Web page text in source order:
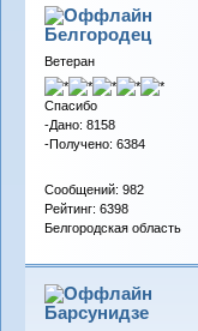
Белгородец
Ветеран
Спасибо
-Дано: 8158
-Получено: 6384
Сообщений: 982
Рейтинг: 6398
Белгородская область
Барсунидзе